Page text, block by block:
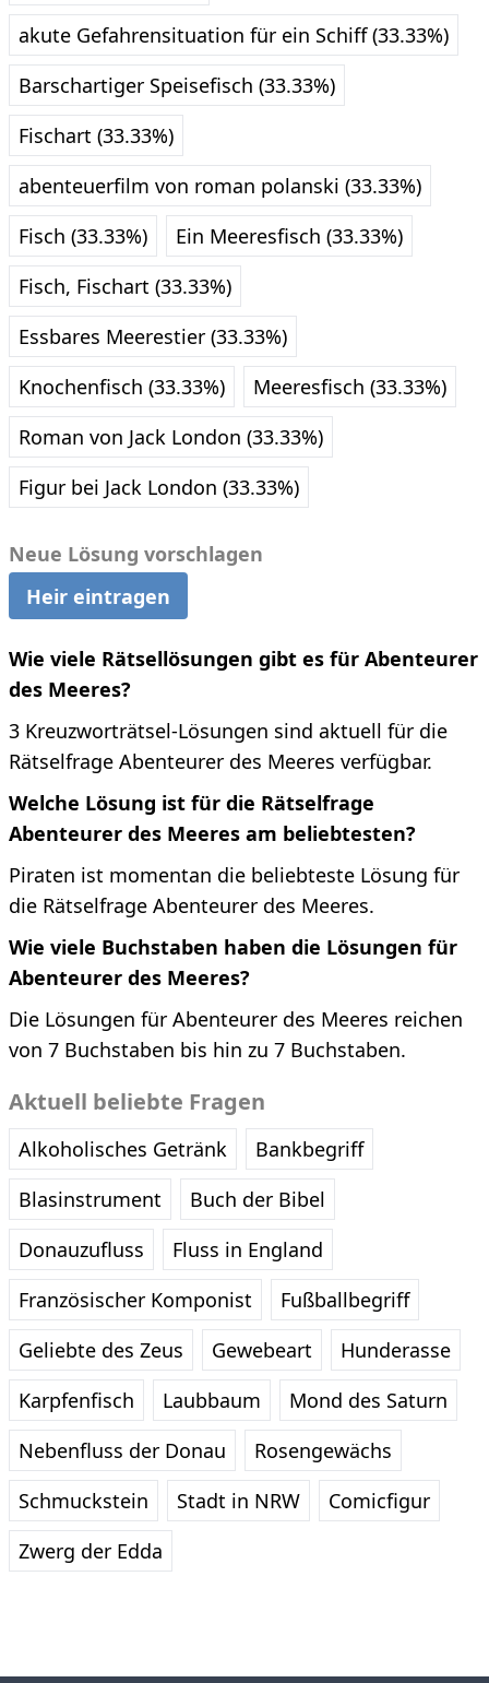
akute Gefahrensituation für ein Schiff (33.33%)
Barschartiger Speisefisch (33.33%)
Fischart (33.33%)
abenteuerfilm von roman polanski (33.33%)
Fisch (33.33%)
Ein Meeresfisch (33.33%)
Fisch, Fischart (33.33%)
Essbares Meerestier (33.33%)
Knochenfisch (33.33%)
Meeresfisch (33.33%)
Roman von Jack London (33.33%)
Figur bei Jack London (33.33%)
Neue Lösung vorschlagen
Heir eintragen
Wie viele Rätsellösungen gibt es für Abenteurer
des Meeres?
3 Kreuzworträtsel-Lösungen sind aktuell für die
Rätselfrage Abenteurer des Meeres verfügbar.
Welche Lösung ist für die Rätselfrage
Abenteurer des Meeres am beliebtesten?
Piraten ist momentan die beliebteste Lösung für
die Rätselfrage Abenteurer des Meeres.
Wie viele Buchstaben haben die Lösungen für
Abenteurer des Meeres?
Die Lösungen für Abenteurer des Meeres reichen
von 7 Buchstaben bis hin zu 7 Buchstaben.
Aktuell beliebte Fragen
Alkoholisches Getränk
Bankbegriff
Blasinstrument
Buch der Bibel
Donauzufluss
Fluss in England
Französischer Komponist
Fußballbegriff
Geliebte des Zeus
Gewebeart
Hunderasse
Karpfenfisch
Laubbaum
Mond des Saturn
Nebenfluss der Donau
Rosengewächs
Schmuckstein
Stadt in NRW
Comicfigur
Zwerg der Edda